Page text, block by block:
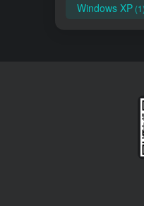
Windows XP(1)